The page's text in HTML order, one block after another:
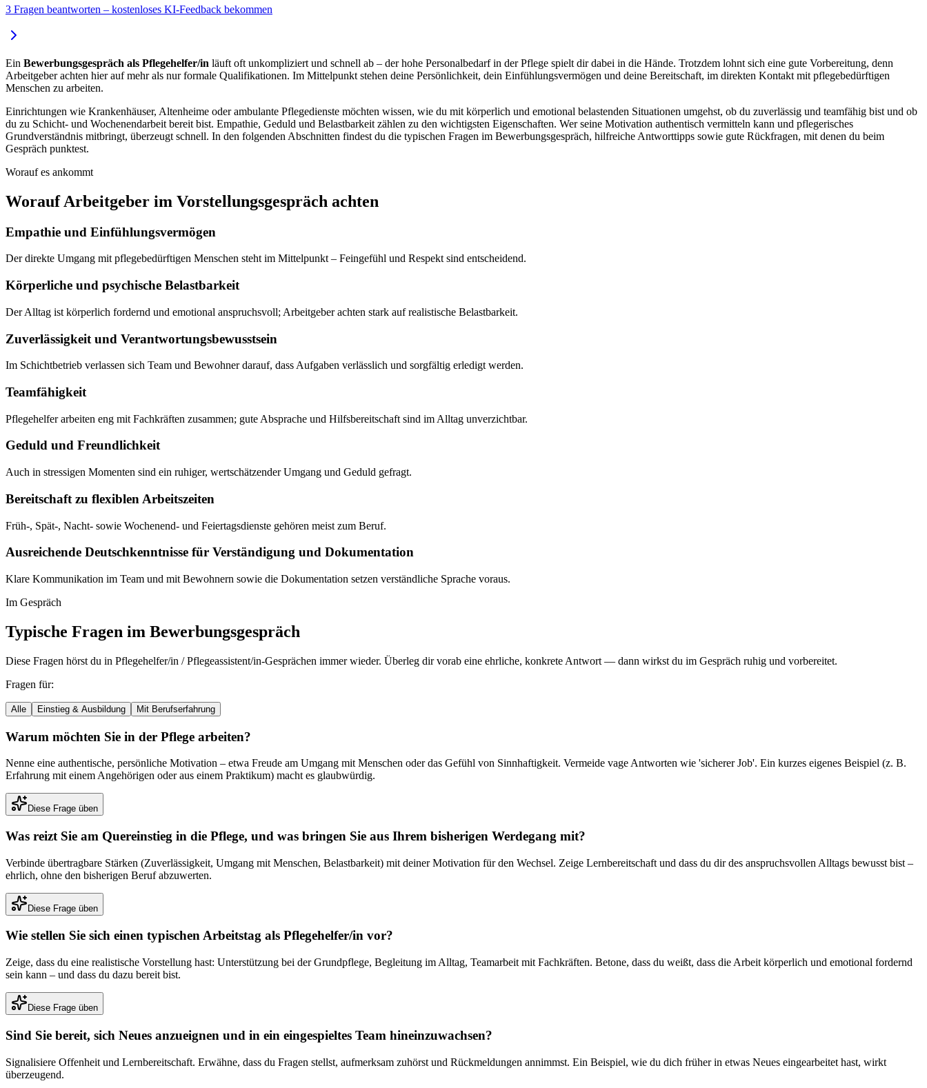
3 Fragen beantworten – kostenloses KI-Feedback bekommen
Ein Bewerbungsgespräch als Pflegehelfer/in läuft oft unkompliziert und schnell ab – der hohe Personalbedarf in der Pflege spielt dir dabei in die Hände. Trotzdem lohnt sich eine gute Vorbereitung, denn
Arbeitgeber achten hier auf mehr als nur formale Qualifikationen. Im Mittelpunkt stehen deine Persönlichkeit, dein Einfühlungsvermögen und deine Bereitschaft, im direkten Kontakt mit pflegebedürftigen
Menschen zu arbeiten.
Einrichtungen wie Krankenhäuser, Altenheime oder ambulante Pflegedienste möchten wissen, wie du mit körperlich und emotional belastenden Situationen umgehst, ob du zuverlässig und teamfähig bist und ob
du zu Schicht- und Wochenendarbeit bereit bist. Empathie, Geduld und Belastbarkeit zählen zu den wichtigsten Eigenschaften. Wer seine Motivation authentisch vermitteln kann und pflegerisches
Grundverständnis mitbringt, überzeugt schnell. In den folgenden Abschnitten findest du die typischen Fragen im Bewerbungsgespräch, hilfreiche Antworttipps sowie gute Rückfragen, mit denen du beim
Gespräch punktest.
Worauf es ankommt
Worauf Arbeitgeber im Vorstellungsgespräch achten
Empathie und Einfühlungsvermögen
Der direkte Umgang mit pflegebedürftigen Menschen steht im Mittelpunkt – Feingefühl und Respekt sind entscheidend.
Körperliche und psychische Belastbarkeit
Der Alltag ist körperlich fordernd und emotional anspruchsvoll; Arbeitgeber achten stark auf realistische Belastbarkeit.
Zuverlässigkeit und Verantwortungsbewusstsein
Im Schichtbetrieb verlassen sich Team und Bewohner darauf, dass Aufgaben verlässlich und sorgfältig erledigt werden.
Teamfähigkeit
Pflegehelfer arbeiten eng mit Fachkräften zusammen; gute Absprache und Hilfsbereitschaft sind im Alltag unverzichtbar.
Geduld und Freundlichkeit
Auch in stressigen Momenten sind ein ruhiger, wertschätzender Umgang und Geduld gefragt.
Bereitschaft zu flexiblen Arbeitszeiten
Früh-, Spät-, Nacht- sowie Wochenend- und Feiertagsdienste gehören meist zum Beruf.
Ausreichende Deutschkenntnisse für Verständigung und Dokumentation
Klare Kommunikation im Team und mit Bewohnern sowie die Dokumentation setzen verständliche Sprache voraus.
Im Gespräch
Typische Fragen im Bewerbungsgespräch
Diese Fragen hörst du in Pflegehelfer/in / Pflegeassistent/in-Gesprächen immer wieder. Überleg dir vorab eine ehrliche, konkrete Antwort — dann wirkst du im Gespräch ruhig und vorbereitet.
Fragen für:
Alle Einstieg & Ausbildung Mit Berufserfahrung
Warum möchten Sie in der Pflege arbeiten?
Nenne eine authentische, persönliche Motivation – etwa Freude am Umgang mit Menschen oder das Gefühl von Sinnhaftigkeit. Vermeide vage Antworten wie 'sicherer Job'. Ein kurzes eigenes Beispiel (z. B.
Erfahrung mit einem Angehörigen oder aus einem Praktikum) macht es glaubwürdig.
Diese Frage üben
Was reizt Sie am Quereinstieg in die Pflege, und was bringen Sie aus Ihrem bisherigen Werdegang mit?
Verbinde übertragbare Stärken (Zuverlässigkeit, Umgang mit Menschen, Belastbarkeit) mit deiner Motivation für den Wechsel. Zeige Lernbereitschaft und dass du dir des anspruchsvollen Alltags bewusst bist –
ehrlich, ohne den bisherigen Beruf abzuwerten.
Diese Frage üben
Wie stellen Sie sich einen typischen Arbeitstag als Pflegehelfer/in vor?
Zeige, dass du eine realistische Vorstellung hast: Unterstützung bei der Grundpflege, Begleitung im Alltag, Teamarbeit mit Fachkräften. Betone, dass du weißt, dass die Arbeit körperlich und emotional fordernd
sein kann – und dass du dazu bereit bist.
Diese Frage üben
Sind Sie bereit, sich Neues anzueignen und in ein eingespieltes Team hineinzuwachsen?
Signalisiere Offenheit und Lernbereitschaft. Erwähne, dass du Fragen stellst, aufmerksam zuhörst und Rückmeldungen annimmst. Ein Beispiel, wie du dich früher in etwas Neues eingearbeitet hast, wirkt
überzeugend.